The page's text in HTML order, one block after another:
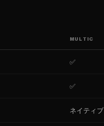
MULTIC
✅
✅
ネイティブ